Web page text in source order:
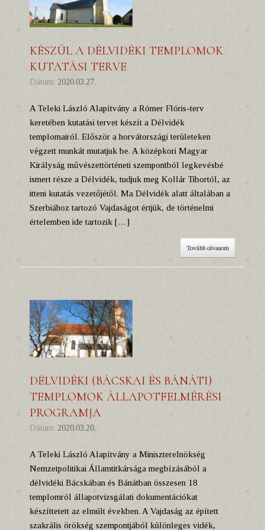
KÉSZÜL A DÉLVIDÉKI TEMPLOMOK
KUTATÁSI TERVE
Dátum: 2020.03.27.
A Teleki László Alapítvány a Rómer Flóris-terv
keretében kutatási tervet készít a Délvidék
templomairól. Először a horvátországi területeken
végzett munkát mutatjuk be. A középkori Magyar
Királyság művészettörténeti szempontból legkevésbé
ismert része a Délvidék, tudjuk meg Kollár Tibortól, az
itteni kutatás vezetőjétől. Ma Délvidék alatt általában a
Szerbiához tartozó Vajdaságot értjük, de történelmi
értelemben ide tartozik […]
Tovább olvasom
DÉLVIDÉKI (BÁCSKAI ÉS BÁNÁTI)
TEMPLOMOK ÁLLAPOTFELMÉRÉSI
PROGRAMJA
Dátum: 2020.03.20.
A Teleki László Alapítvány a Miniszterelnökség
Nemzetpolitikai Államtitkársága megbízásából a
délvidéki Bácskában és Bánátban összesen 18
templomról állapotvizsgálati dokumentációkat
készíttetett az elmúlt években. A Vajdaság az épített
szakrális örökség szempontjából különleges vidék,